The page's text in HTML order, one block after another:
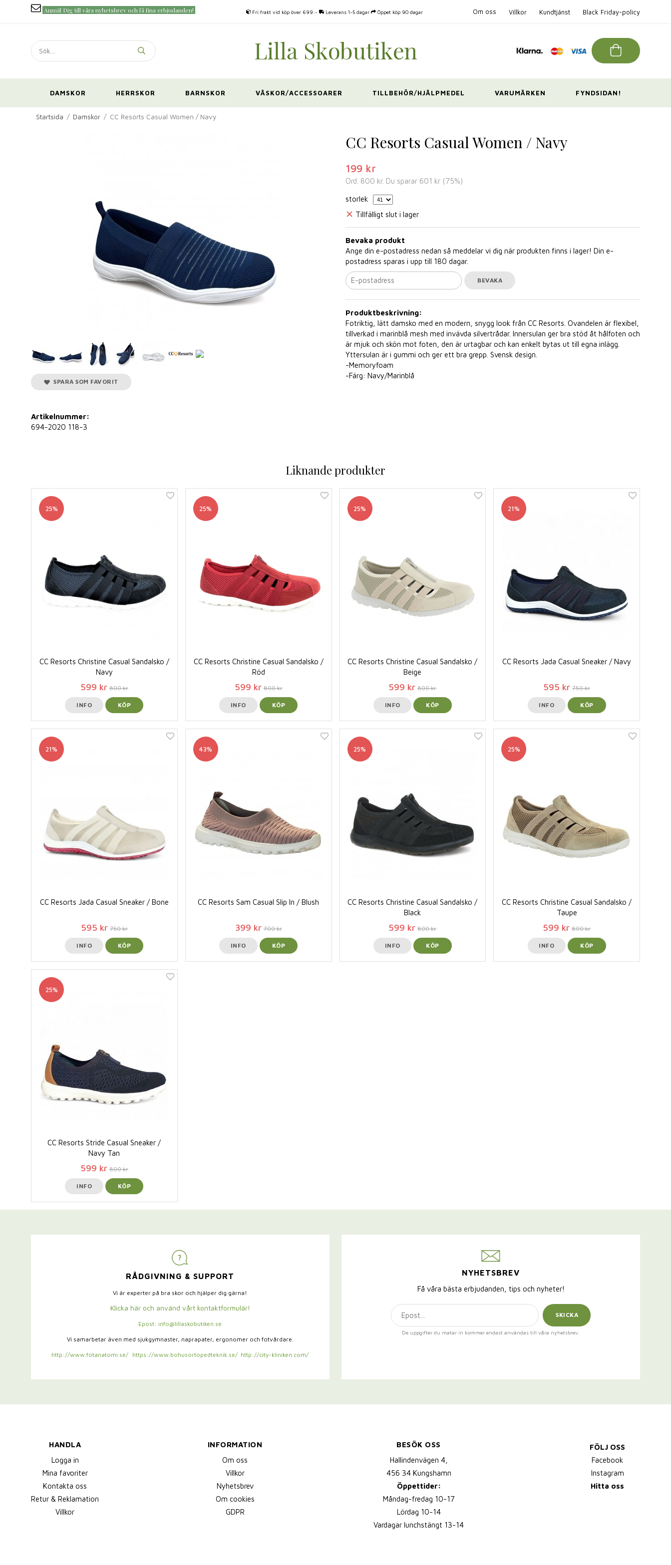
Anmäl Dig till våra nyhetsbrev och få fina erbjudanden! Fri frakt vid köp över 699:- Leverans 1-5 dagar Öppet köp 90 dagar Om oss Villkor Kundtjänst Black Friday-policy
DAMSKOR HERRSKOR BARNSKOR VÄSKOR/ACCESSOARER TILLBEHÖR/HJÄLPMEDEL VARUMÄRKEN FYNDSIDAN!
Startsida / Damskor / CC Resorts Casual Women / Navy
CC Resorts Casual Women / Navy
199 kr
Ord. 800 kr. Du sparar 601 kr (75%)
storlek
Tillfälligt slut i lager
Bevaka produkt
Ange din e-postadress nedan så meddelar vi dig när produkten finns i lager! Din e-
postadress sparas i upp till 180 dagar.
BEVAKA
Produktbeskrivning:
Fotriktig, lätt damsko med en modern, snygg look från CC Resorts. Ovandelen är flexibel,
tillverkad i marinblå mesh med invävda silvertrådar. Innersulan ger bra stöd åt hålfoten och
är mjuk och skön mot foten, den är urtagbar och kan enkelt bytas ut till egna inlägg.
Yttersulan är i gummi och ger ett bra grepp. Svensk design.
-Memoryfoam
-Färg: Navy/Marinblå
SPARA SOM FAVORIT
Artikelnummer:
694-2020 118-3
Liknande produkter
25%
CC Resorts Christine Casual Sandalsko /
Navy
599 kr 800 kr
INFO KÖP
25%
CC Resorts Christine Casual Sandalsko /
Röd
599 kr 800 kr
INFO KÖP
25%
CC Resorts Christine Casual Sandalsko /
Beige
599 kr 800 kr
INFO KÖP
21%
CC Resorts Jada Casual Sneaker / Navy
595 kr 750 kr
INFO KÖP
21%
CC Resorts Jada Casual Sneaker / Bone
595 kr 750 kr
INFO KÖP
43%
CC Resorts Sam Casual Slip In / Blush
399 kr 700 kr
INFO KÖP
25%
CC Resorts Christine Casual Sandalsko /
Black
599 kr 800 kr
INFO KÖP
25%
CC Resorts Christine Casual Sandalsko /
Taupe
599 kr 800 kr
INFO KÖP
25%
CC Resorts Stride Casual Sneaker /
Navy Tan
599 kr 800 kr
INFO KÖP
RÅDGIVNING & SUPPORT
Vi är experter på bra skor och hjälper dig gärna!
Klicka här och använd vårt kontaktformulär!
Epost: info@lillaskobutiken.se
Vi samarbetar även med sjukgymnaster, naprapater, ergonomer och fotvårdare.
http://www.fotanatomi.se/ https://www.bohusortopedteknik.se/ http://city-kliniken.com/
NYHETSBREV
Få våra bästa erbjudanden, tips och nyheter!
SKICKA
De uppgifter du matar in kommer endast användas till våra nyhetsbrev.
HANDLA
Logga in
Mina favoriter
Kontakta oss
Retur & Reklamation
Villkor
INFORMATION
Om oss
Villkor
Nyhetsbrev
Om cookies
GDPR
BESÖK OSS
Hallindenvägen 4,
456 34 Kungshamn
Öppettider:
Måndag-fredag 10-17
Lördag 10-14
Vardagar lunchstängt 13-14
FÖLJ OSS
Facebook
Instagram
Hitta oss